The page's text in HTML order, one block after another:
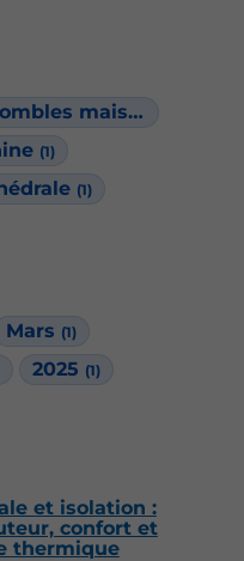
Aménagement de combles maison Phénix
(1)
(1)
Mars (1)
2025 (1)
et isolation :
confort et
thermique